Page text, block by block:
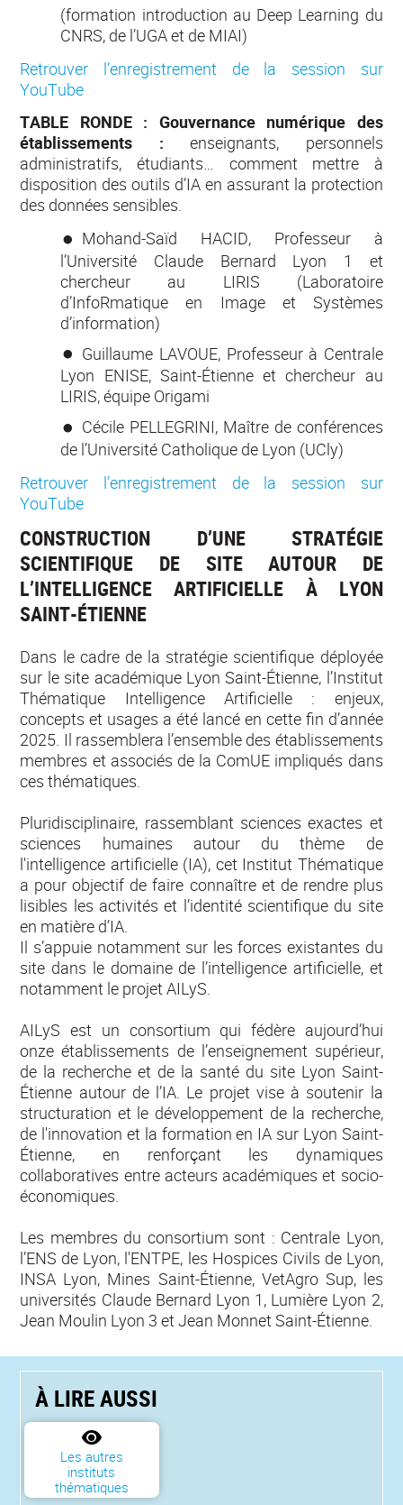
(formation introduction au Deep Learning du
CNRS, de l’UGA et de MIAI)
Retrouver l’enregistrement de la session sur
YouTube
TABLE RONDE : Gouvernance numérique des
établissements : enseignants, personnels
administratifs, étudiants… comment mettre à
disposition des outils d’IA en assurant la protection
des données sensibles.
Mohand-Saïd HACID, Professeur à
l’Université Claude Bernard Lyon 1 et
chercheur au LIRIS (Laboratoire
d’InfoRmatique en Image et Systèmes
d’information)
Guillaume LAVOUE, Professeur à Centrale
Lyon ENISE, Saint-Étienne et chercheur au
LIRIS, équipe Origami
Cécile PELLEGRINI, Maître de conférences
de l’Université Catholique de Lyon (UCly)
Retrouver l’enregistrement de la session sur
YouTube
CONSTRUCTION D’UNE STRATÉGIE
SCIENTIFIQUE DE SITE AUTOUR DE
L’INTELLIGENCE ARTIFICIELLE À LYON
SAINT-ÉTIENNE
Dans le cadre de la stratégie scientifique déployée
sur le site académique Lyon Saint-Étienne, l’Institut
Thématique Intelligence Artificielle : enjeux,
concepts et usages a été lancé en cette fin d’année
2025. Il rassemblera l’ensemble des établissements
membres et associés de la ComUE impliqués dans
ces thématiques.
Pluridisciplinaire, rassemblant sciences exactes et
sciences humaines autour du thème de
l'intelligence artificielle (IA), cet Institut Thématique
a pour objectif de faire connaître et de rendre plus
lisibles les activités et l’identité scientifique du site
en matière d’IA.
Il s’appuie notamment sur les forces existantes du
site dans le domaine de l’intelligence artificielle, et
notamment le projet AILyS.
AILyS est un consortium qui fédère aujourd’hui
onze établissements de l’enseignement supérieur,
de la recherche et de la santé du site Lyon Saint-
Étienne autour de l’IA. Le projet vise à soutenir la
structuration et le développement de la recherche,
de l'innovation et la formation en IA sur Lyon Saint-
Étienne, en renforçant les dynamiques
collaboratives entre acteurs académiques et socio-
économiques.
Les membres du consortium sont : Centrale Lyon,
l’ENS de Lyon, l'ENTPE, les Hospices Civils de Lyon,
INSA Lyon, Mines Saint-Étienne, VetAgro Sup, les
universités Claude Bernard Lyon 1, Lumière Lyon 2,
Jean Moulin Lyon 3 et Jean Monnet Saint-Étienne.
À LIRE AUSSI
Les autres
instituts
thématiques